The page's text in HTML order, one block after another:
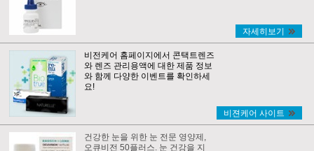
자세히보기
비전케어 홈페이지에서 콘택트렌즈
와 렌즈 관리용액에 대한 제품 정보
와 함께 다양한 이벤트를 확인하세
요!
비젼케어 사이트
건강한 눈을 위한 눈 전문 영양제,
오큐비전 50플러스. 눈 건강을 지